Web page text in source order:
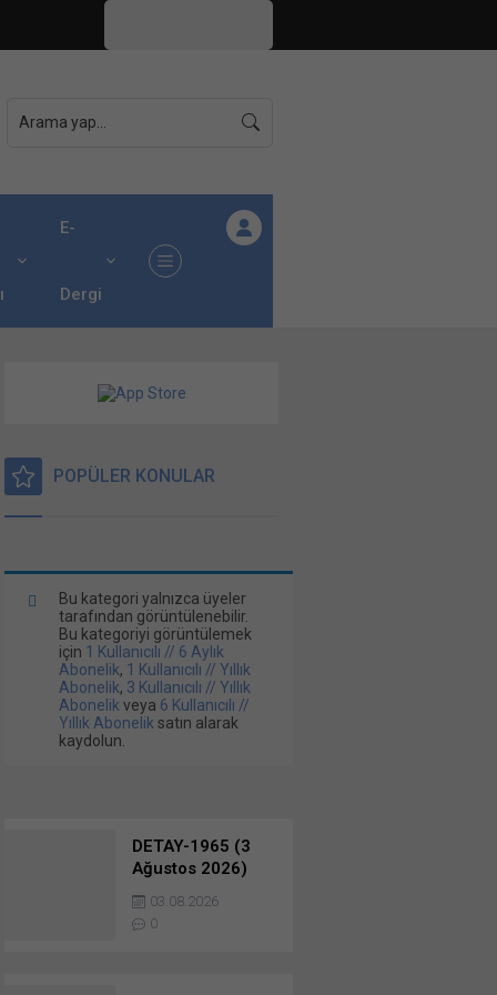
E-
Dergi
POPÜLER KONULAR
Bu kategori yalnızca üyeler
tarafından görüntülenebilir.
Bu kategoriyi görüntülemek
için 1 Kullanıcılı // 6 Aylık
Abonelik, 1 Kullanıcılı // Yıllık
Abonelik, 3 Kullanıcılı // Yıllık
Abonelik veya 6 Kullanıcılı //
Yıllık Abonelik satın alarak
kaydolun.
DETAY-1965 (3
Ağustos 2026)
Komple Tesis
İhaleleri…
03.08.2026
0